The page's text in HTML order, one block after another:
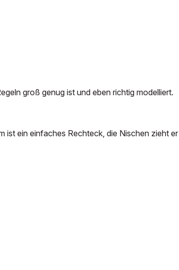
groß genug ist und eben richtig modelliert.
ist ein einfaches Rechteck, die Nischen zieht